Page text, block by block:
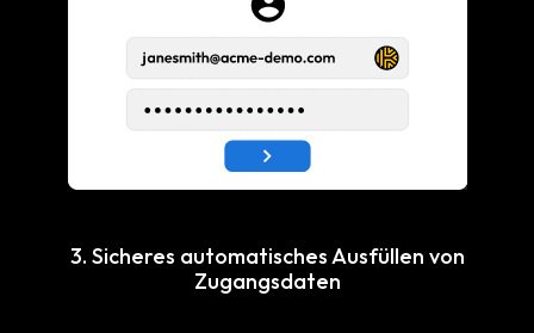
3. Sicheres automatisches Ausfüllen von
Zugangsdaten